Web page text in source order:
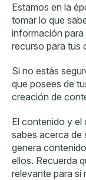
Estamos en la
tomar lo que
información
recurso para tus
Si no estás
que posees de
creación de
El contenido y el
sabes acerca de
genera
ellos. Recuerda
relevante para si